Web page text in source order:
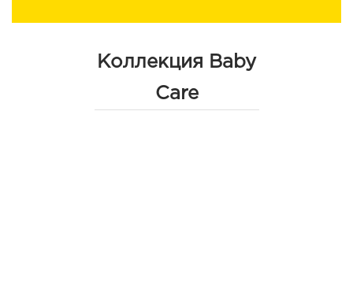
Коллекция Baby
Care